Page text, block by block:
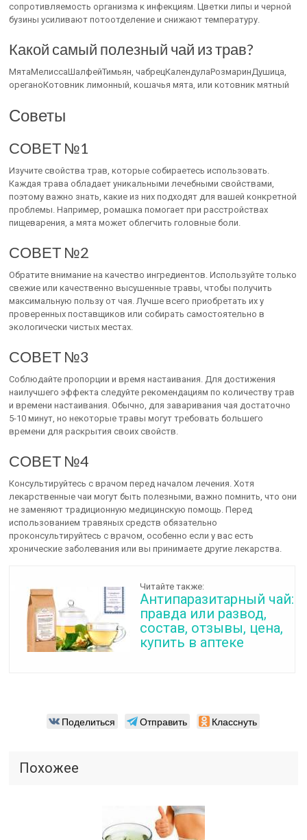
сопротивляемость организма к инфекциям. Цветки липы и черной
бузины усиливают потоотделение и снижают температуру.
Какой самый полезный чай из трав?
МятаМелиссаШалфейТимьян, чабрецКалендулаРозмаринДушица,
ореганоКотовник лимонный, кошачья мята, или котовник мятный
Советы
СОВЕТ №1
Изучите свойства трав, которые собираетесь использовать.
Каждая трава обладает уникальными лечебными свойствами,
поэтому важно знать, какие из них подходят для вашей конкретной
проблемы. Например, ромашка помогает при расстройствах
пищеварения, а мята может облегчить головные боли.
СОВЕТ №2
Обратите внимание на качество ингредиентов. Используйте только
свежие или качественно высушенные травы, чтобы получить
максимальную пользу от чая. Лучше всего приобретать их у
проверенных поставщиков или собирать самостоятельно в
экологически чистых местах.
СОВЕТ №3
Соблюдайте пропорции и время настаивания. Для достижения
наилучшего эффекта следуйте рекомендациям по количеству трав
и времени настаивания. Обычно, для заваривания чая достаточно
5-10 минут, но некоторые травы могут требовать большего
времени для раскрытия своих свойств.
СОВЕТ №4
Консультируйтесь с врачом перед началом лечения. Хотя
лекарственные чаи могут быть полезными, важно помнить, что они
не заменяют традиционную медицинскую помощь. Перед
использованием травяных средств обязательно
проконсультируйтесь с врачом, особенно если у вас есть
хронические заболевания или вы принимаете другие лекарства.
Читайте также:
Антипаразитарный чай:
правда или развод,
состав, отзывы, цена,
купить в аптеке
Поделиться Отправить Класснуть
Похожее